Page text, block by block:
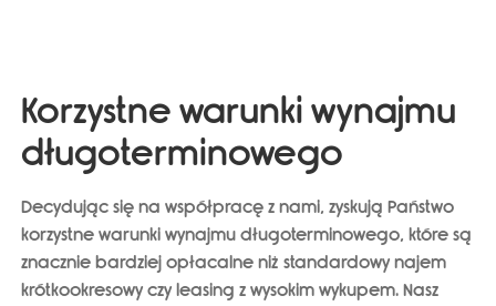
Korzystne warunki wynajmu
długoterminowego
Decydując się na współpracę z nami, zyskują Państwo
korzystne warunki wynajmu długoterminowego, które są
znacznie bardziej opłacalne niż standardowy najem
krótkookresowy czy leasing z wysokim wykupem. Nasz